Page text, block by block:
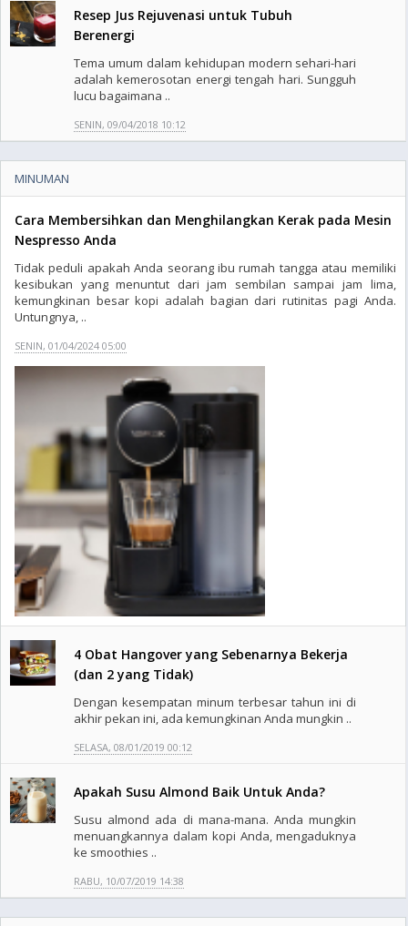
Resep Jus Rejuvenasi untuk Tubuh
Berenergi
Tema umum dalam kehidupan modern sehari-hari
adalah kemerosotan energi tengah hari. Sungguh
lucu bagaimana ..
SENIN, 09/04/2018 10:12
MINUMAN
Cara Membersihkan dan Menghilangkan Kerak pada Mesin
Nespresso Anda
Tidak peduli apakah Anda seorang ibu rumah tangga atau memiliki
kesibukan yang menuntut dari jam sembilan sampai jam lima,
kemungkinan besar kopi adalah bagian dari rutinitas pagi Anda.
Untungnya, ..
SENIN, 01/04/2024 05:00
4 Obat Hangover yang Sebenarnya Bekerja
(dan 2 yang Tidak)
Dengan kesempatan minum terbesar tahun ini di
akhir pekan ini, ada kemungkinan Anda mungkin ..
SELASA, 08/01/2019 00:12
Apakah Susu Almond Baik Untuk Anda?
Susu almond ada di mana-mana. Anda mungkin
menuangkannya dalam kopi Anda, mengaduknya
ke smoothies ..
RABU, 10/07/2019 14:38